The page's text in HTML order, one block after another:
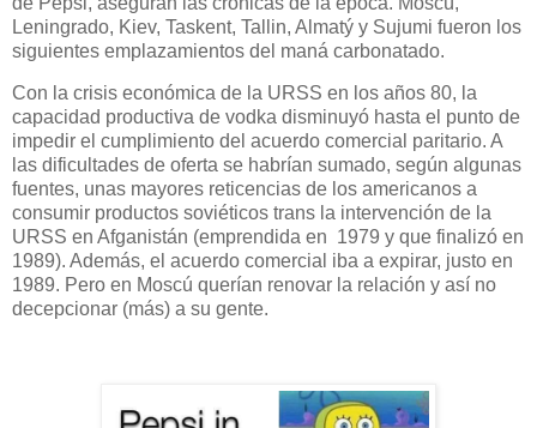
Leningrado, Kiev, Taskent, Tallin, Almatý y Sujumi fueron los
siguientes emplazamientos del maná carbonatado.
Con la crisis económica de la URSS en los años 80, la
capacidad productiva de vodka disminuyó hasta el punto de
impedir el cumplimiento del acuerdo comercial paritario. A
las dificultades de oferta se habrían sumado, según algunas
fuentes, unas mayores reticencias de los americanos a
consumir productos soviéticos trans la intervención de la
URSS en Afganistán (emprendida en 1979 y que finalizó en
1989). Además, el acuerdo comercial iba a expirar, justo en
1989. Pero en Moscú querían renovar la relación y así no
decepcionar (más) a su gente.